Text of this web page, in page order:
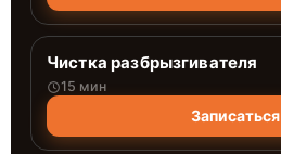
Чистка разбрызгивателя
15 мин
Записаться